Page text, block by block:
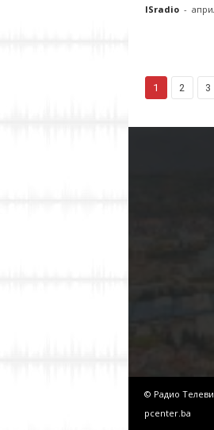
ISradio -
1 2 3
© Радио
pcenter.ba